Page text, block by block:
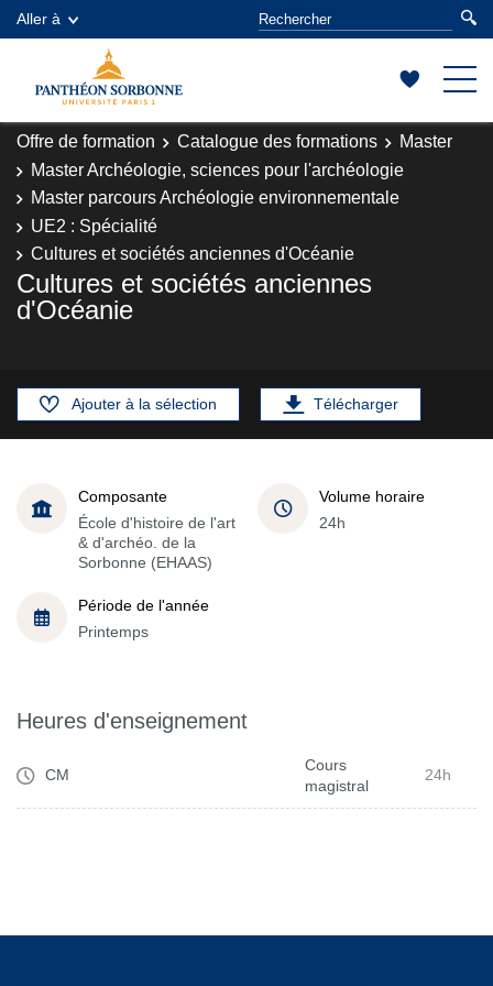
Aller à
Offre de formation Catalogue des formations
Master
Master Archéologie, sciences pour l'archéologie
Master parcours Archéologie environnementale
UE2 : Spécialité
Cultures et sociétés anciennes d'Océanie
Cultures et sociétés anciennes
d'Océanie
Ajouter à la sélection Télécharger
Composante
École d'histoire de l'art
& d'archéo. de la
Sorbonne (EHAAS)
Volume horaire
24h
Période de l'année
Printemps
Heures d'enseignement
CM
Cours
magistral
24h